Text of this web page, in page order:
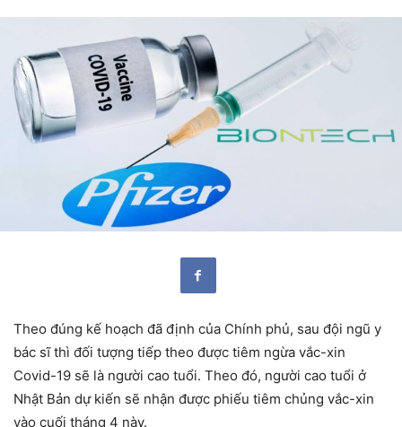
Theo đúng kế hoạch đã định của Chính phủ, sau đội ngũ y
bác sĩ thì đối tượng tiếp theo được tiêm ngừa vắc-xin
Covid-19 sẽ là người cao tuổi. Theo đó, người cao tuổi ở
Nhật Bản dự kiến sẽ nhận được phiếu tiêm chủng vắc-xin
vào cuối tháng 4 này.